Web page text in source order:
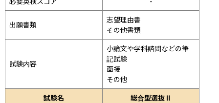
出願書類
志望理由書
その他書類
試験内容
小論文や学科諮問などの筆
記試験
面接
その他
試験名
総合型選抜Ⅱ